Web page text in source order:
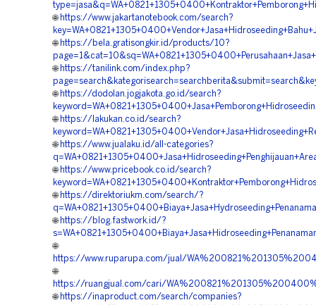
🌐 https://www.jakartanotebook.com/search?
🌐 https://bela.gratisongkir.id/products/10?
🌐 https://tanilink.com/index.php?
🌐 https://dodolan.jogjakota.go.id/search?
🌐 https://lakukan.co.id/search?
🌐 https://www.jualaku.id/all-categories?
🌐 https://www.pricebook.co.id/search?
🌐 https://direktoriukm.com/search/?
🌐 https://blog.fastwork.id/?
🌐
https://www.ruparupa.com/jual/
🌐
https://ruangjual.com/cari/
🌐 https://inaproduct.com/search/companies?